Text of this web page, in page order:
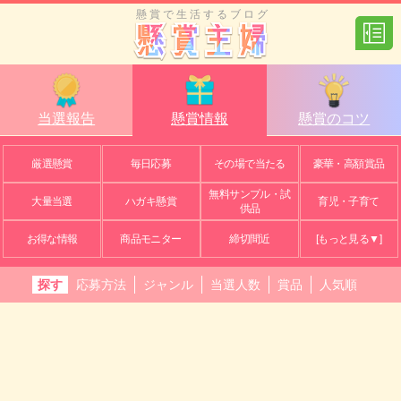
懸賞で生活するブログ
当選報告 懸賞情報 懸賞のコツ
厳選懸賞 毎日応募 その場で当たる 豪華・高額賞品
大量当選 ハガキ懸賞
無料サンプル・試
供品
育児・子育て
お得な情報 商品モニター 締切間近 [もっと見る▼]
探す 応募方法 ジャンル 当選人数 賞品 人気順